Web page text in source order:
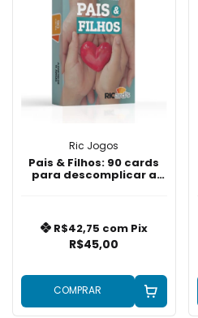
Ric Jogos
Pais & Filhos: 90 cards
para descomplicar a
R$45,00
R$42,75 com Pix
COMPRAR